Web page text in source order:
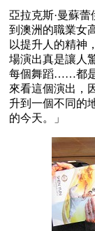
亞拉克斯·曼蘇蕾
到澳洲的職業女
以提升人的精神
場演出真是讓人
每個舞蹈……都
來看這個演出，
升到一個不同的
的今天。」